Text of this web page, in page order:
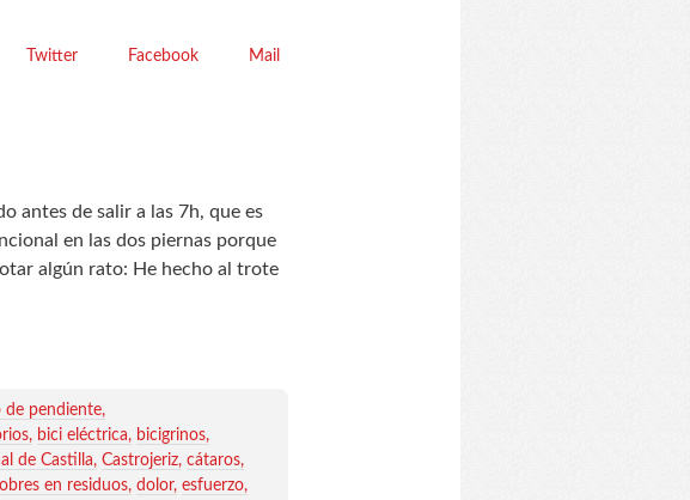
Twitter Facebook Mail
antes de salir a las 7h, que es
en las dos piernas porque
algún rato: He hecho al trote
de pendiente
bici eléctrica
bicigrinos
de Castilla Castrojeriz cátaros
en residuos dolor esfuerzo